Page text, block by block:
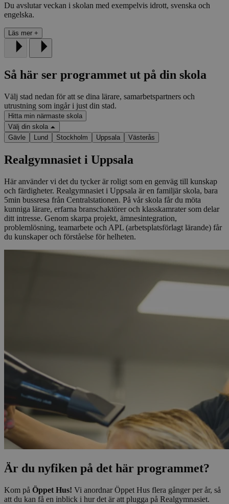
Du avslutar veckan i skolan med exempelvis idrott, svenska och
engelska.
Läs mer +
Så här ser programmet ut på din skola
Välj stad nedan för att se dina lärare, samarbetspartners och
utrustning som ingår i just din stad.
Hitta min närmaste skola
Välj din skola
Gävle
Lund Stockholm Uppsala Västerås
Realgymnasiet i Uppsala
Här använder vi det du tycker är roligt som en genväg till kunskap
och färdigheter. Realgymnasiet i Uppsala är en familjär skola, bara
5min bussresa från Centralstationen. På vår skola får du möta
kunniga lärare, erfarna branschaktörer och klasskamrater som delar
ditt intresse. Genom skarpa projekt, ämnesintegration,
problemlösning, teamarbete och APL (arbetsplatsförlagt lärande) får
du kunskaper och förståelse för helheten.
Är du nyfiken på det här programmet?
Kom på Öppet Hus! Vi anordnar Öppet Hus flera gånger per år, så
att du kan få en inblick i hur det är att plugga på Realgymnasiet.